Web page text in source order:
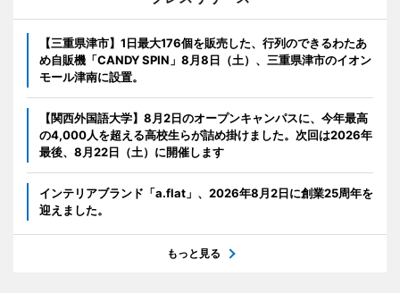
【三重県津市】1日最大176個を販売した、行列のできるわたあ
め自販機「CANDY SPIN」8月8日（土）、三重県津市のイオン
モール津南に設置。
【関西外国語大学】8月2日のオープンキャンパスに、今年最高
の4,000人を超える高校生らが詰め掛けました。次回は2026年
最後、8月22日（土）に開催します
インテリアブランド「a.flat」、2026年8月2日に創業25周年を
迎えました。
もっと見る